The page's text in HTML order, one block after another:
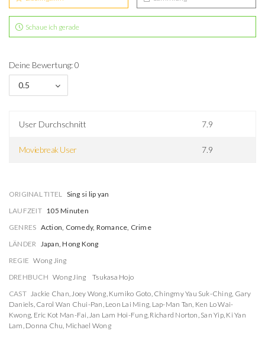
Schaue ich gerade
Deine Bewertung: 0
0.5
User Durchschnitt 7.9
Moviebreak User 7.9
ORIGINAL TITEL Sing si lip yan
LAUFZEIT 105 Minuten
GENRES Action, Comedy, Romance, Crime
LÄNDER Japan, Hong Kong
REGIE Wong Jing
DREHBUCH Wong Jing
Tsukasa Hojo
CAST Jackie Chan,Joey Wong, Kumiko Goto, Chingmy Yau Suk-Ching, Gary
Daniels, Carol Wan Chui-Pan, Leon Lai Ming, Lap-Man Tan, Ken Lo Wai-
Kwong, Eric Kot Man-Fai,Jan Lam Hoi-Fung, Richard Norton, San Yip, Ki Yan
Lam, Donna Chu, Michael Wong